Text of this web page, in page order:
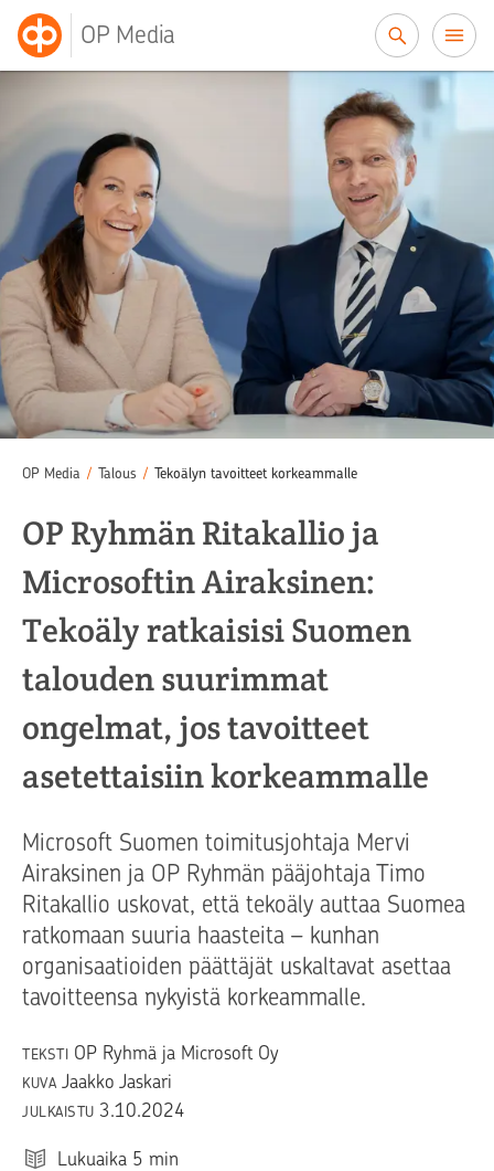
OP Media
OP Media / Talous / Tekoälyn tavoitteet korkeammalle
OP Ryhmän Ritakallio ja
Microsoftin Airaksinen:
Tekoäly ratkaisisi Suomen
talouden suurimmat
ongelmat, jos tavoitteet
asetettaisiin korkeammalle
Microsoft Suomen toimitusjohtaja Mervi
Airaksinen ja OP Ryhmän pääjohtaja Timo
Ritakallio uskovat, että tekoäly auttaa Suomea
ratkomaan suuria haasteita – kunhan
organisaatioiden päättäjät uskaltavat asettaa
tavoitteensa nykyistä korkeammalle.
TEKSTI OP Ryhmä ja Microsoft Oy
KUVA Jaakko Jaskari
JULKAISTU 3.10.2024
Lukuaika 5 min